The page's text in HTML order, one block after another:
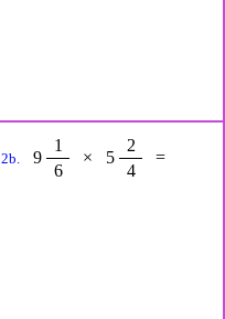
2b. 9
1
6
× 5
2
4
=